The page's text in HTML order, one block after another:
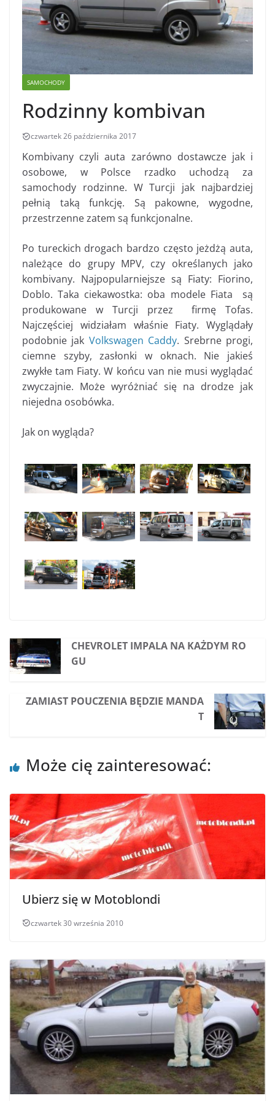
SAMOCHODY
Rodzinny kombivan
czwartek 26 października 2017
Kombivany czyli auta zarówno dostawcze jak i
osobowe, w Polsce rzadko uchodzą za
samochody rodzinne. W Turcji jak najbardziej
pełnią taką funkcję. Są pakowne, wygodne,
przestrzenne zatem są funkcjonalne.
Po tureckich drogach bardzo często jeżdżą auta,
należące do grupy MPV, czy określanych jako
kombivany. Najpopularniejsze są Fiaty: Fiorino,
Doblo. Taka ciekawostka: oba modele Fiata są
produkowane w Turcji przez firmę Tofas.
Najczęściej widziałam właśnie Fiaty. Wyglądały
podobnie jak Volkswagen Caddy. Srebrne progi,
ciemne szyby, zasłonki w oknach. Nie jakieś
zwykłe tam Fiaty. W końcu van nie musi wyglądać
zwyczajnie. Może wyróżniać się na drodze jak
niejedna osobówka.
Jak on wygląda?
CHEVROLET IMPALA NA KAŻDYM RO
GU
ZAMIAST POUCZENIA BĘDZIE MANDA
T
Może cię zainteresować:
Ubierz się w Motoblondi
czwartek 30 września 2010